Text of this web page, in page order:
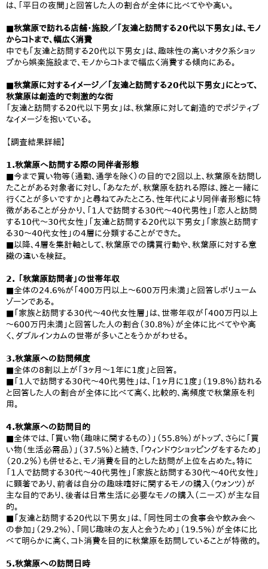
は、「平日の夜間」と回答した人の割合が全体に比べてやや高い。
■秋葉原で訪れる店舗・施設／「友達と訪問する20代以下男女」は、モノ
からコトまで、幅広く消費
中でも「友達と訪問する20代以下男女」は、趣味性の高いオタク系ショッ
プから娯楽施設まで、モノからコトまで幅広く消費する傾向にある。
■秋葉原に対するイメージ／「友達と訪問する20代以下男女」にとって、
秋葉原は創造的で刺激的な街
「友達と訪問する20代以下男女」は、秋葉原に対して創造的でポジティブ
なイメージを抱いている。
【調査結果詳細】
1.秋葉原へ訪問する際の同伴者形態
■今まで買い物等（通勤、通学を除く）の目的で2回以上、秋葉原を訪問し
たことがある対象者に対し、「あなたが、秋葉原を訪れる際は、誰と一緒に
行くことが多いですか」と尋ねてみたところ、性年代により同伴者形態に特
徴があることが分かり、「1人で訪問する30代～40代男性」「恋人と訪問
する10代～30代女性」「友達と訪問する20代以下男女」「家族と訪問す
る30～40代女性」の4層に分類することができた。
■以降、4層を集計軸として、秋葉原での購買行動や、秋葉原に対する意
識の違いを検証。
2. 「秋葉原訪問者」の世帯年収
■全体の24.6%が「400万円以上～600万円未満」と回答しボリューム
ゾーンである。
■「家族と訪問する30代～40代女性層」は、世帯年収が「400万円以上
～600万円未満」と回答した人の割合（30.8%）が全体に比べてやや高
く、ダブルインカムの世帯が多いことをうかがわせる。
3.秋葉原への訪問頻度
■全体の8割以上が「3ヶ月～1年に1度」と回答。
■「1人で訪問する30代～40代男性」は、「1ヶ月に1度」（19.8%）訪れる
と回答した人の割合が全体に比べて高く、比較的、高頻度で秋葉原を利
用。
4.秋葉原への訪問目的
■全体では、「買い物（趣味に関するもの）」（55.8%）がトップ、さらに「買
い物（生活必需品）」（37.5%）と続き、「ウィンドウショッピングをするため」
（20.2％）も併せると、モノ消費を目的とした訪問が上位を占めた。特に
「1人で訪問する30代～40代男性」「家族と訪問する30代～40代女性」
に顕著であり、前者は自分の趣味嗜好に関するモノの購入（ウォンツ）が
主な目的であり、後者は日常生活に必要なモノの購入（ニーズ）が主な目
的。
■「友達と訪問する20代以下男女」は、「同性同士の食事会や飲み会へ
の参加」（29.2%）、「同じ趣味の友人と会うため」（19.5%）が全体に比
べて明らかに高く、コト消費を目的に秋葉原を訪問していることが特徴的。
5.秋葉原への訪問日時